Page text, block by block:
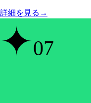
詳細を見る →
✦07